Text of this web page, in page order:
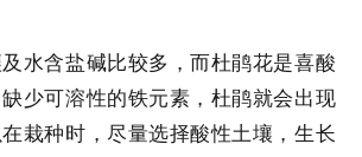
水含盐碱比较多，而杜鹃花是喜酸
少可溶性的铁元素，杜鹃就会出现
栽种时，尽量选择酸性土壤，生长